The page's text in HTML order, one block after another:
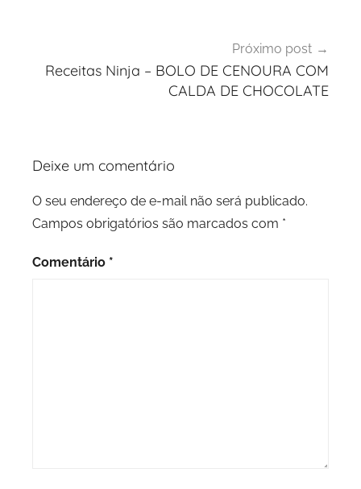
Próximo post
Receitas Ninja – BOLO DE CENOURA COM
CALDA DE CHOCOLATE
Deixe um comentário
O seu endereço de e-mail não será publicado.
Campos obrigatórios são marcados com *
Comentário *